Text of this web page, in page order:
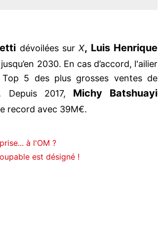
dévoilées surX, Luis Henrique
jusqu’en 2030. En cas d’accord, l'ailier
5 des plus grosses ventes de
Depuis 2017, Michy Batshuayi
record avec 39M€.
à l'OM ?
est désigné !